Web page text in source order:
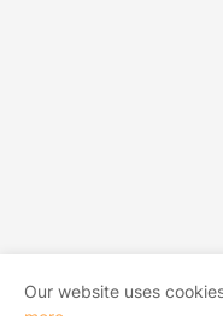
Our website uses